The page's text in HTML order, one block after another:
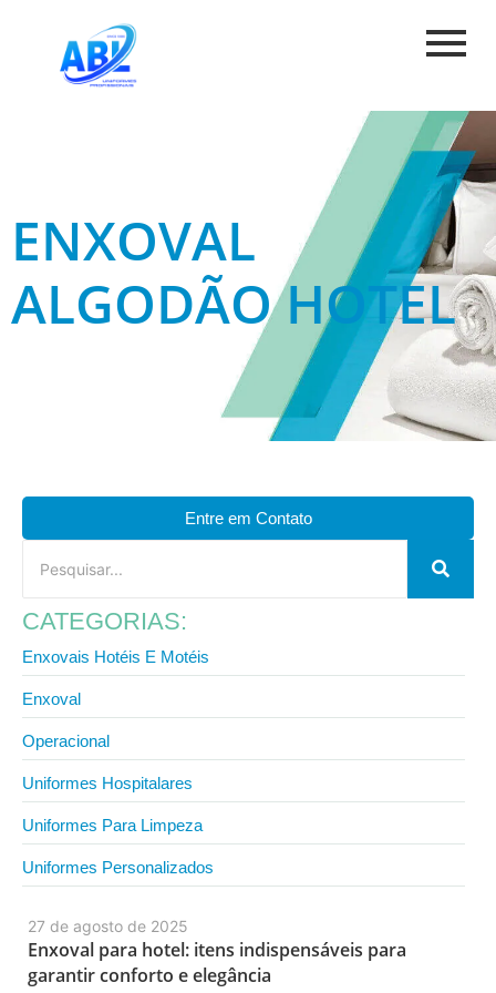
ENXOVAL
ALGODÃO HOTEL
27 de agosto de 2025
Enxoval para hotel: itens indispensáveis para
garantir conforto e elegância
Entre em Contato
CATEGORIAS:
Enxovais Hotéis E Motéis
Enxoval
Operacional
Uniformes Hospitalares
Uniformes Para Limpeza
Uniformes Personalizados